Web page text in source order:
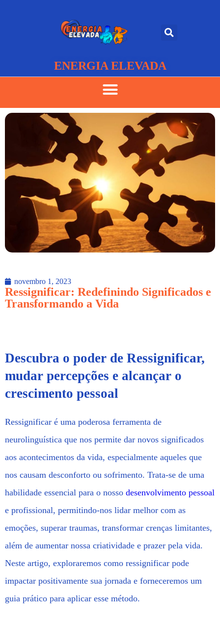
ENERGIA ELEVADA
novembro 1, 2023
Ressignificar: Redefinindo Significados e
Transformando a Vida
Descubra o poder de Ressignificar,
mudar percepções e alcançar o
crescimento pessoal
Ressignificar é uma poderosa ferramenta de
neurolinguística que nos permite dar novos significados
aos acontecimentos da vida, especialmente aqueles que
nos causam desconforto ou sofrimento. Trata-se de uma
habilidade essencial para o nosso desenvolvimento pessoal
e profissional, permitindo-nos lidar melhor com as
emoções, superar traumas, transformar crenças limitantes,
além de aumentar nossa criatividade e prazer pela vida.
Neste artigo, exploraremos como ressignificar pode
impactar positivamente sua jornada e forneceremos um
guia prático para aplicar esse método.